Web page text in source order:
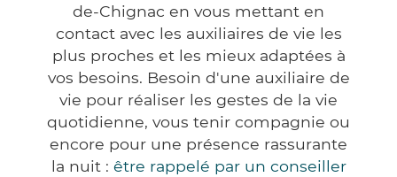
de-Chignac en vous mettant en
contact avec les auxiliaires de vie les
plus proches et les mieux adaptées à
vos besoins. Besoin d'une auxiliaire de
vie pour réaliser les gestes de la vie
quotidienne, vous tenir compagnie ou
encore pour une présence rassurante
la nuit : être rappelé par un conseiller